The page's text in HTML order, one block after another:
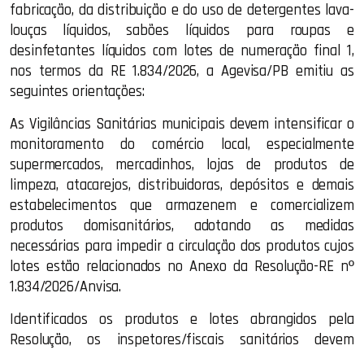
fabricação, da distribuição e do uso de detergentes lava-
louças líquidos, sabões líquidos para roupas e
desinfetantes líquidos com lotes de numeração final 1,
nos termos da RE 1.834/2026, a Agevisa/PB emitiu as
seguintes orientações:
As Vigilâncias Sanitárias municipais devem intensificar o
monitoramento do comércio local, especialmente
supermercados, mercadinhos, lojas de produtos de
limpeza, atacarejos, distribuidoras, depósitos e demais
estabelecimentos que armazenem e comercializem
produtos domisanitários, adotando as medidas
necessárias para impedir a circulação dos produtos cujos
lotes estão relacionados no Anexo da Resolução-RE nº
1.834/2026/Anvisa.
Identificados os produtos e lotes abrangidos pela
Resolução, os inspetores/fiscais sanitários devem